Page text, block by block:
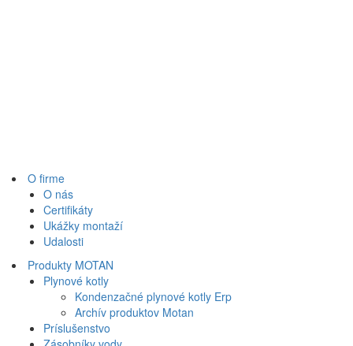
O firme
O nás
Certifikáty
Ukážky montaží
Udalosti
Produkty MOTAN
Plynové kotly
Kondenzačné plynové kotly Erp
Archív produktov Motan
Príslušenstvo